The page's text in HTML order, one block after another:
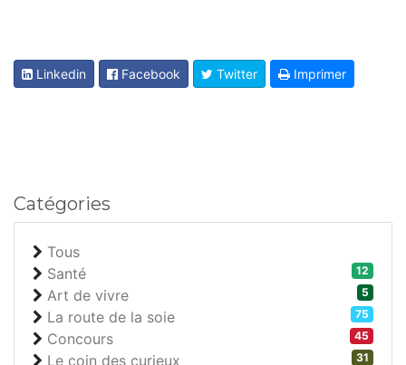
Linkedin Facebook Twitter Imprimer
Catégories
Tous
Santé
12
Art de vivre 5
La route de la soie 75
Concours 45
Le coin des curieux 31